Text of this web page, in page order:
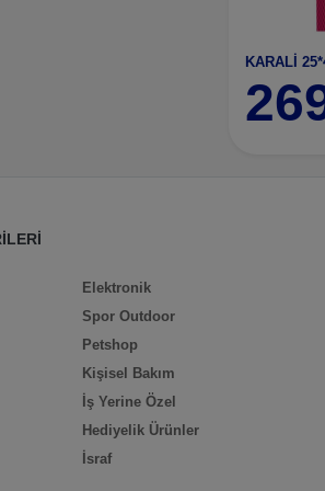
Elektronik
Spor Outdoor
Petshop
Kişisel Bakım
İş Yerine Özel
Hediyelik Ürünler
İsraf